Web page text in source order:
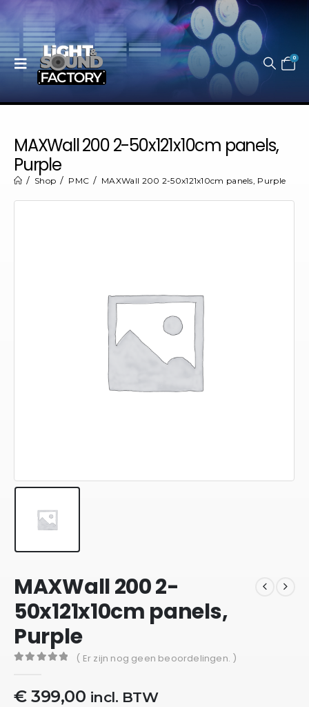
0
MAXWall 200 2-50x121x10cm panels,
Purple
Shop PMC MAXWall 200 2-50x121x10cm panels, Purple
MAXWall 200 2-
50x121x10cm panels,
Purple
( Er zijn nog geen beoordelingen. )
€399,00 incl. BTW